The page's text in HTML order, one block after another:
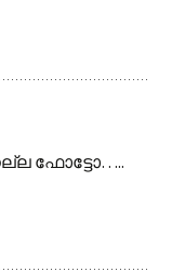
ഫോട്ടോ…..